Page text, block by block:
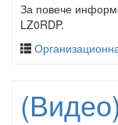
За повече
LZ0RDP.